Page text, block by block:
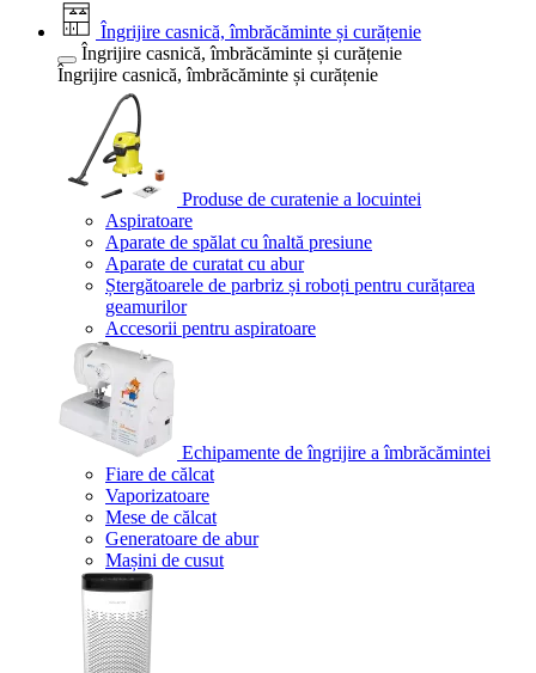
Îngrijire casnică, îmbrăcăminte și curățenie
Îngrijire casnică, îmbrăcăminte și curățenie
Îngrijire casnică, îmbrăcăminte și curățenie
Produse de curatenie a locuintei
Aspiratoare
Aparate de spălat cu înaltă presiune
Aparate de curatat cu abur
Ștergătoarele de parbriz și roboți pentru curățarea
geamurilor
Accesorii pentru aspiratoare
Echipamente de îngrijire a îmbrăcămintei
Fiare de călcat
Vaporizatoare
Mese de călcat
Generatoare de abur
Mașini de cusut